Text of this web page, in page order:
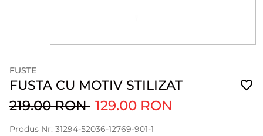
FUSTE
FUSTA CU MOTIV STILIZAT
219.00 RON 129.00 RON
Produs Nr: 31294-52036-12769-901-1